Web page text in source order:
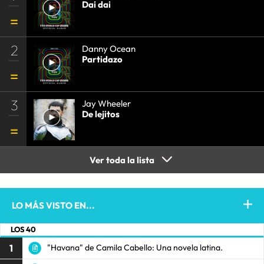
Dai dai
2
Danny Ocean
Partidazo
3
Jay Wheeler
De lejitos
Ver toda la lista
LO MÁS VISTO EN...
LOS 40
1 "Havana" de Camila Cabello: Una novela latina.